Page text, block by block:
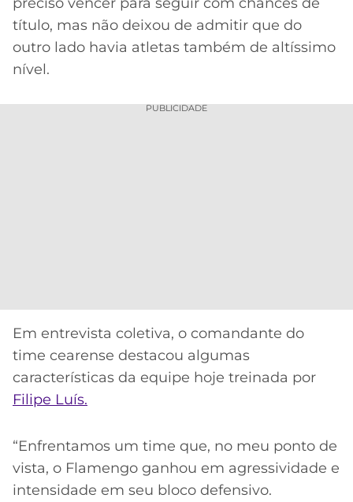
ONLINE
LALIGA
título, mas não deixou de admitir que do
outro lado havia atletas também de altíssimo
nível.
PUBLICIDADE
Em entrevista coletiva, o comandante do
time cearense destacou algumas
características da equipe hoje treinada por
Filipe Luís.
“Enfrentamos um time que, no meu ponto de
vista, o Flamengo ganhou em agressividade e
intensidade em seu bloco defensivo.